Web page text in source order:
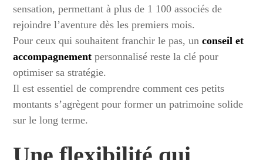
sensation, permettant à plus de 1 100 associés de
rejoindre l’aventure dès les premiers mois.
Pour ceux qui souhaitent franchir le pas, unconseil et
accompagnement personnalisé reste la clé pour
optimiser sa stratégie.
Il est essentiel de comprendre comment ces petits
montants s’agrègent pour former un patrimoine solide
sur le long terme.